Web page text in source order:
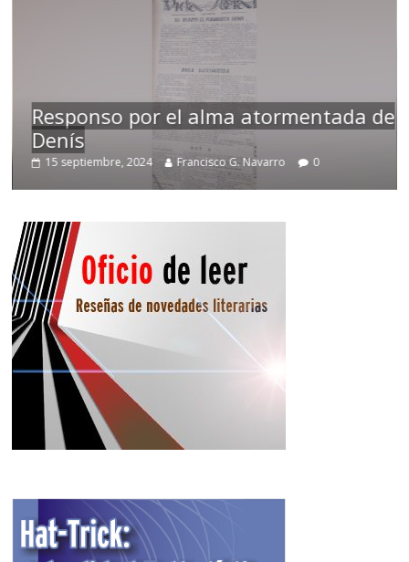
Responso por el alma atormentada de
Denís
15 septiembre, 2024 Francisco G. Navarro 0